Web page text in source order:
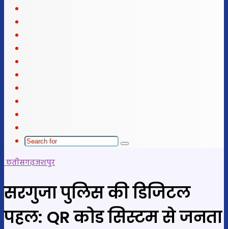
skin
Search
छतीसगढ़जशपुर
सरगुजा पुलिस की डिजिटल
पहल: QR कोड सिस्टम से जनता